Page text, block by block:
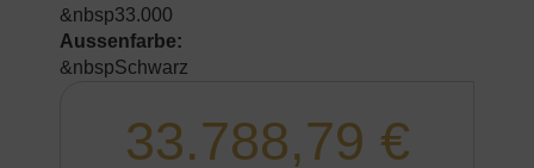
&nbsp33.000
Aussenfarbe:
&nbspSchwarz
33.788,79 €